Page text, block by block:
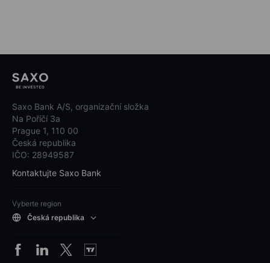
Saxo Bank A/S, organizační složka
Na Poříčí 3a
Prague 1, 110 00
Česká republika
IČO: 28949587
Kontaktujte Saxo Bank
Vyberte region
Česká republika